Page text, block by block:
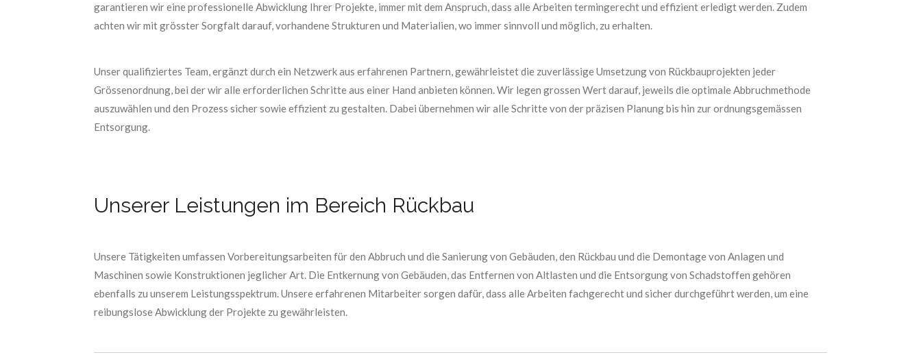
garantieren wir eine professionelle Abwicklung Ihrer Projekte, immer mit dem Anspruch, dass alle Arbeiten termingerecht und effizient erledigt werden. Zudem
achten wir mit grösster Sorgfalt darauf, vorhandene Strukturen und Materialien, wo immer sinnvoll und möglich, zu erhalten.
Unser qualifiziertes Team, ergänzt durch ein Netzwerk aus erfahrenen Partnern, gewährleistet die zuverlässige Umsetzung von Rückbauprojekten jeder
Grössenordnung, bei der wir alle erforderlichen Schritte aus einer Hand anbieten können. Wir legen grossen Wert darauf, jeweils die optimale Abbruchmethode
auszuwählen und den Prozess sicher sowie effizient zu gestalten. Dabei übernehmen wir alle Schritte von der präzisen Planung bis hin zur ordnungsgemässen
Entsorgung.
Unserer Leistungen im Bereich Rückbau
Unsere Tätigkeiten umfassen Vorbereitungsarbeiten für den Abbruch und die Sanierung von Gebäuden, den Rückbau und die Demontage von Anlagen und
Maschinen sowie Konstruktionen jeglicher Art. Die Entkernung von Gebäuden, das Entfernen von Altlasten und die Entsorgung von Schadstoffen gehören
ebenfalls zu unserem Leistungsspektrum. Unsere erfahrenen Mitarbeiter sorgen dafür, dass alle Arbeiten fachgerecht und sicher durchgeführt werden, um eine
reibungslose Abwicklung der Projekte zu gewährleisten.